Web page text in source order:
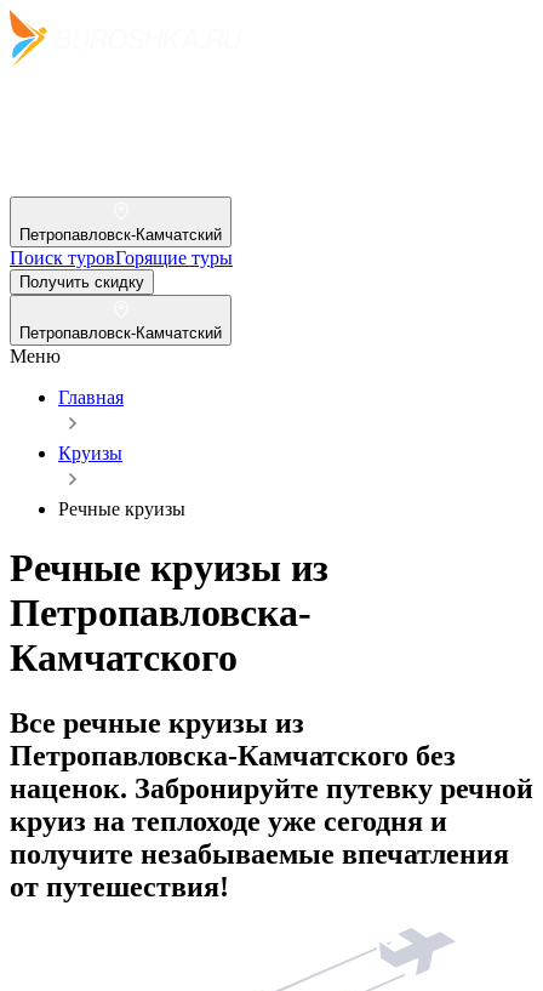
Петропавловск-Камчатский
Поиск туровГорящие туры
Получить скидку
Петропавловск-Камчатский
Меню
Главная
Круизы
Речные круизы
Речные круизы из
Петропавловска-
Камчатского
Все речные круизы из
Петропавловска-Камчатского без
наценок. Забронируйте путевку речной
круиз на теплоходе уже сегодня и
получите незабываемые впечатления
от путешествия!